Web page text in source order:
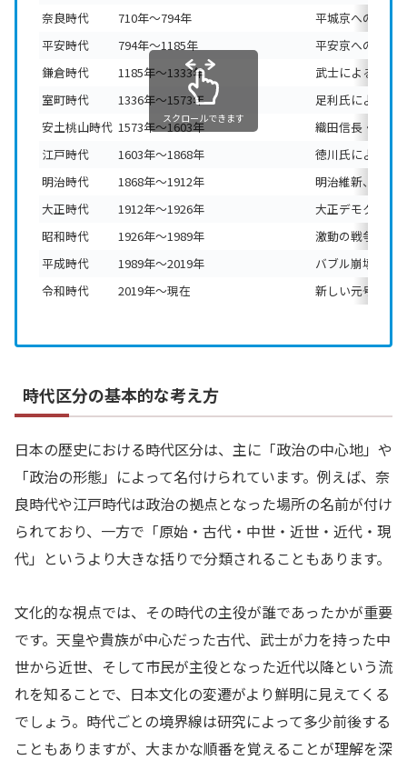
奈良時代
710年〜794年
平城京への遷都
平安時代
794年〜1185年
平安京への遷都
鎌倉時代
1185年〜1333年
武士による政権
室町時代
1336年〜1573年
足利氏による統
安土桃山時代 1573年〜1603年
織田信長・豊臣
江戸時代
1603年〜1868年
徳川氏による長
明治時代
1868年〜1912年
明治維新、近代
大正時代
1912年〜1926年
大正デモクラシ
昭和時代
1926年〜1989年
激動の戦争と高
平成時代
1989年〜2019年
バブル崩壊、イ
令和時代
2019年〜現在 新しい元号のも
スクロールできます
時代区分の基本的な考え方
日本の歴史における時代区分は、主に「政治の中心地」や
「政治の形態」によって名付けられています。例えば、奈
良時代や江戸時代は政治の拠点となった場所の名前が付け
られており、一方で「原始・古代・中世・近世・近代・現
代」というより大きな括りで分類されることもあります。
文化的な視点では、その時代の主役が誰であったかが重要
です。天皇や貴族が中心だった古代、武士が力を持った中
世から近世、そして市民が主役となった近代以降という流
れを知ることで、日本文化の変遷がより鮮明に見えてくる
でしょう。時代ごとの境界線は研究によって多少前後する
こともありますが、大まかな順番を覚えることが理解を深